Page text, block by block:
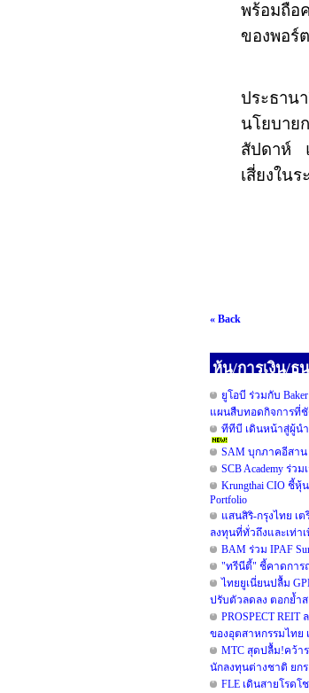
พร้อมถือ
ของพอร์
ประธา
นโยบาย
สัปดาห์
เสี่ยงในร
« Back
หุ้น/การเงิน/ธ
ยูโอบี ร่วมกับ
แผนสืบทอดกิจการที่ชั
ทีทีบี เดินหน้าสู่ผู้นำ
SAM บุกภาคอีสาน
SCB Academy ร่ว
Krungthai CIO ชี้หุ้
Portfolio
แสนสิริ-กรุงไทย เ
ลงทุนที่ทั่วถึงและเท่า
BAM ร่วม IPAF
"ทรีนีตี้" ชี้คาดการ
ไทยยูเนี่ยนปลื้ม
ปรับตัวลดลง ตอกย้ำส
PROSPECT
ของอุตสาหกรรมไทย
MTC สุดปลื้ม!คว้าร
นักลงทุนต่างชาติ ยก
FLE เดินสายโรด